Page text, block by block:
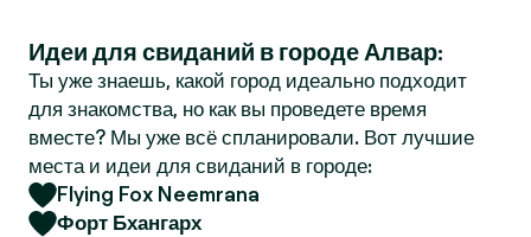
r
Идеи для свиданий в городе Алвар:
Ты уже знаешь, какой город идеально подходит
для знакомства, но как вы проведете время
вместе? Мы уже всё спланировали. Вот лучшие
места и идеи для свиданий в городе:
Flying Fox Neemrana
Форт Бхангарх